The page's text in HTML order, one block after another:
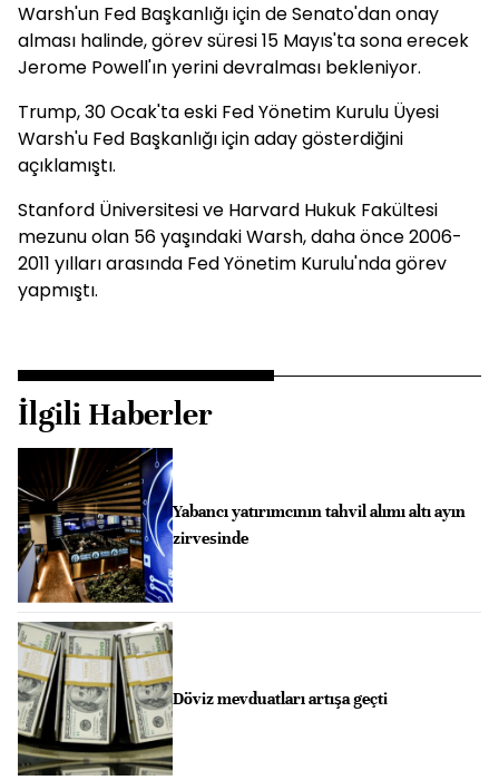
Warsh'un Fed Başkanlığı için de Senato'dan onay
alması halinde, görev süresi 15 Mayıs'ta sona erecek
Jerome Powell'ın yerini devralması bekleniyor.
Trump, 30 Ocak'ta eski Fed Yönetim Kurulu Üyesi
Warsh'u Fed Başkanlığı için aday gösterdiğini
açıklamıştı.
Stanford Üniversitesi ve Harvard Hukuk Fakültesi
mezunu olan 56 yaşındaki Warsh, daha önce 2006-
2011 yılları arasında Fed Yönetim Kurulu'nda görev
yapmıştı.
İlgili Haberler
Yabancı yatırımcının tahvil alımı altı ayın
zirvesinde
Döviz mevduatları artışa geçti